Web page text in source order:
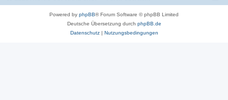
Powered by phpBB® Forum Software © phpBB Limited
Deutsche Übersetzung durch phpBB.de
Datenschutz| Nutzungsbedingungen